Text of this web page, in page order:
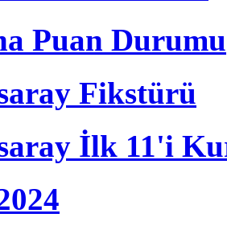
Puan Durumu
Fikstürü
İlk 11'i